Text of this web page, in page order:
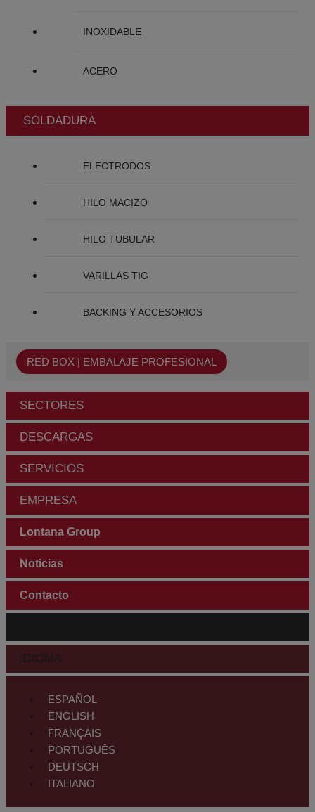
INOXIDABLE
ACERO
SOLDADURA
ELECTRODOS
HILO MACIZO
HILO TUBULAR
VARILLAS TIG
BACKING Y ACCESORIOS
RED BOX | EMBALAJE PROFESIONAL
SECTORES
DESCARGAS
SERVICIOS
EMPRESA
Lontana Group
Noticias
Contacto
IDIOMA
ESPAÑOL
ENGLISH
FRANÇAIS
PORTUGUÊS
DEUTSCH
ITALIANO